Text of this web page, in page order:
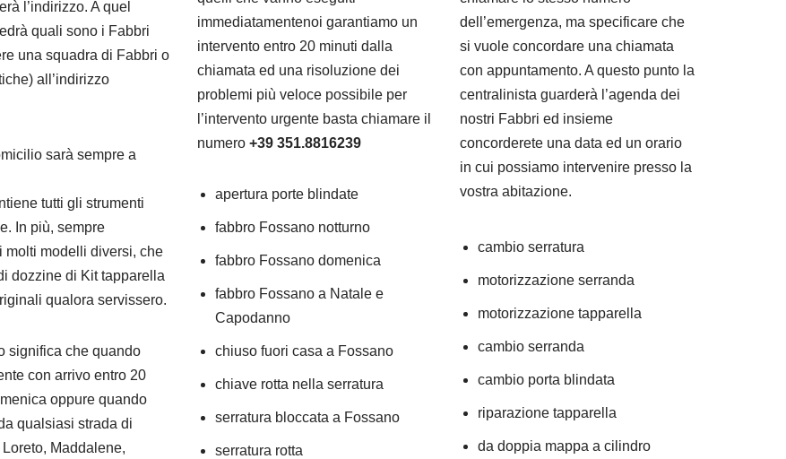
l’indirizzo. A quel
quali sono i Fabbri
una squadra di Fabbri o
all’indirizzo
sarà sempre a
tutti gli strumenti
In più, sempre
molti modelli diversi, che
dozzine di Kit tapparella
qualora servissero.
significa che quando
con arrivo entro 20
oppure quando
qualsiasi strada di
Maddalene,
immediatamentenoi garantiamo un
intervento entro 20 minuti dalla
chiamata ed una risoluzione dei
problemi più veloce possibile per
l’intervento urgente basta chiamare il
numero +39 351.8816239
apertura porte blindate
fabbro Fossano notturno
fabbro Fossano domenica
fabbro Fossano a Natale e
Capodanno
chiuso fuori casa a Fossano
chiave rotta nella serratura
serratura bloccata a Fossano
serratura rotta
dell’emergenza, ma specificare che
si vuole concordare una chiamata
con appuntamento. A questo punto la
centralinista guarderà l’agenda dei
nostri Fabbri ed insieme
concorderete una data ed un orario
in cui possiamo intervenire presso la
vostra abitazione.
cambio serratura
motorizzazione serranda
motorizzazione tapparella
cambio serranda
cambio porta blindata
riparazione tapparella
da doppia mappa a cilindro